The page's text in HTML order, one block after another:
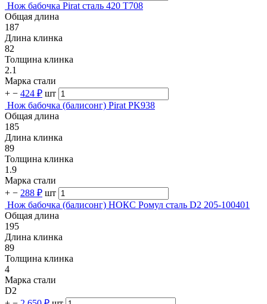
Нож бабочка Pirat сталь 420 T708
Общая длина
187
Длина клинка
82
Толщина клинка
2.1
Марка стали
+ − 424 ₽ шт
Нож бабочка (балисонг) Pirat PK938
Общая длина
185
Длина клинка
89
Толщина клинка
1.9
Марка стали
+ − 288 ₽ шт
Нож бабочка (балисонг) НОКС Ромул сталь D2 205-100401
Общая длина
195
Длина клинка
89
Толщина клинка
4
Марка стали
D2